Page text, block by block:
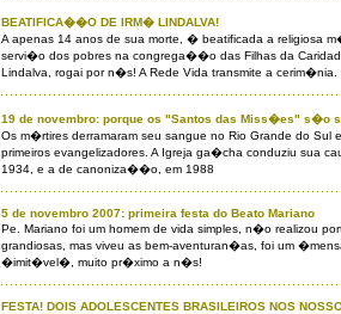
BEATIFICA��O DE IRM� LINDALVA!
A apenas 14 anos de sua morte, � beatificada a religiosa
servi�o dos pobres na congrega��o das Filhas da
Lindalva, rogai por n�s! A Rede Vida transmite a cerim�nia.
19 de novembro: porque os "Santos das Miss�es" s�o
Os m�rtires derramaram seu sangue no Rio Grande do Sul
primeiros evangelizadores. A Igreja ga�cha conduziu sua
1934, e a de canoniza��o, em 1988
5 de novembro 2007: primeira festa do Beato Mariano
Pe. Mariano foi um homem de vida simples, n�o realizou
grandiosas, mas viveu as bem-aventuran�as, foi um
�imit�vel�, muito pr�ximo a n�s!
FESTA! DOIS ADOLESCENTES BRASILEIROS NOS